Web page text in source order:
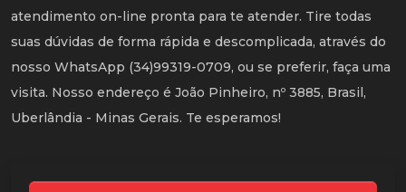
atendimento on-line pronta para te atender. Tire todas
suas dúvidas de forma rápida e descomplicada, através do
nosso WhatsApp (34)99319-0709, ou se preferir, faça uma
visita. Nosso endereço é João Pinheiro, nº 3885, Brasil,
Uberlândia - Minas Gerais. Te esperamos!